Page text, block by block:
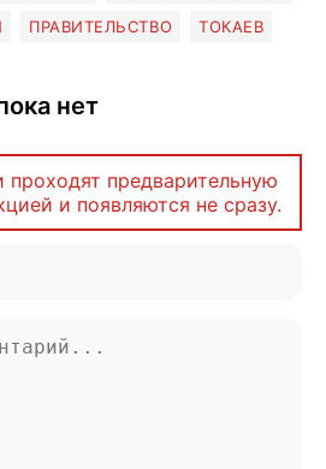
ПРАВИТЕЛЬСТВО ТОКАЕВ
нет
проходят предварительную
и появляются не сразу.